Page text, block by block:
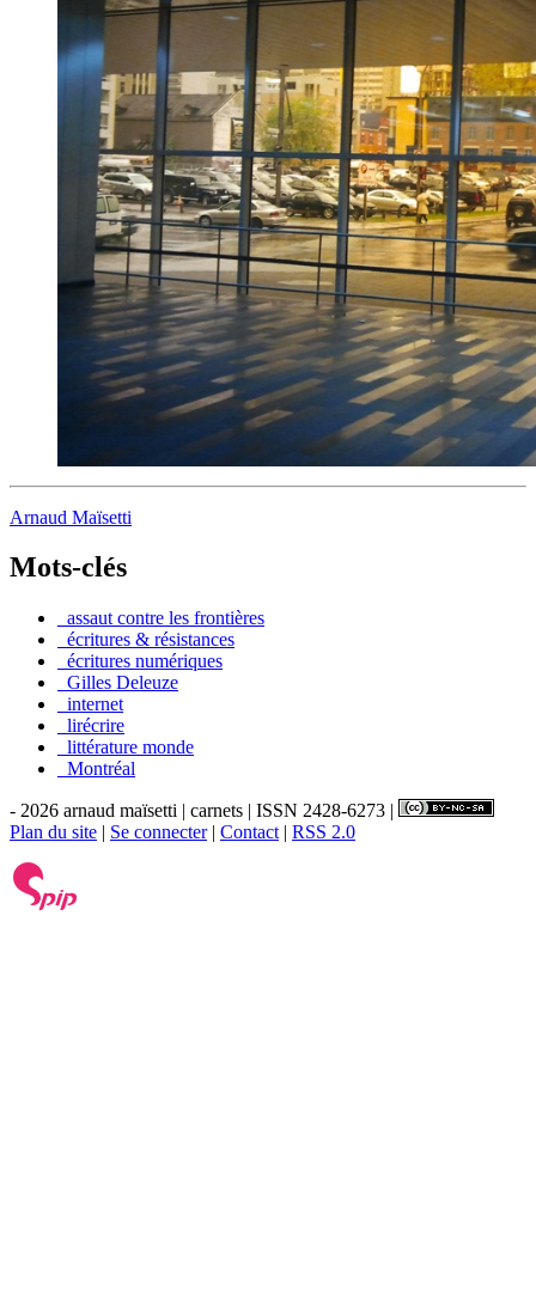
Arnaud Maïsetti
Mots-clés
_assaut contre les frontières
_écritures & résistances
_écritures numériques
_Gilles Deleuze
_internet
_lirécrire
_littérature monde
_Montréal
- 2026 arnaud maïsetti | carnets | ISSN 2428-6273 |
Plan du site | Se connecter| Contact | RSS 2.0